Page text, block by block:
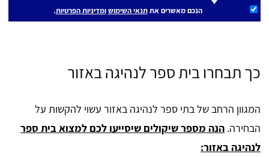
הנכם מאשרים אתתנאי השימוש ומדיניות הפרטיות.
כך תבחרו בית ספר לנהיגה באזור
המגוון הרחב של בתי ספר לנהיגה באזור עשוי להקשות על
הבחירה. הנה מספר שיקולים שיסייעו לכם למצוא בית ספר
לנהיגה באזור: